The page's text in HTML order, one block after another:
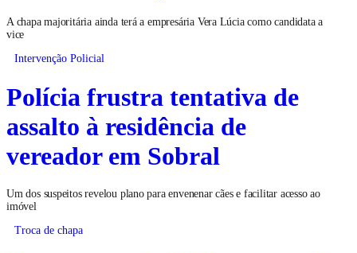
A chapa majoritária ainda terá a empresária Vera Lúcia como candidata a
vice
Intervenção Policial
Polícia frustra tentativa de
assalto à residência de
vereador em Sobral
Um dos suspeitos revelou plano para envenenar cães e facilitar acesso ao
imóvel
Troca de chapa